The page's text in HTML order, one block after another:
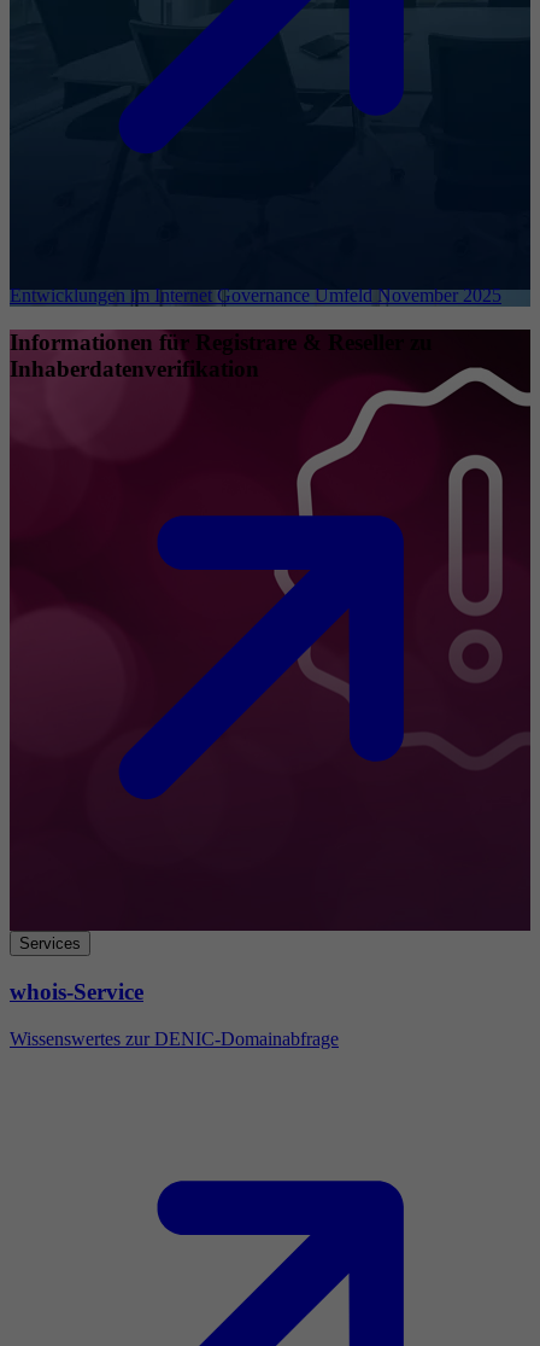
Entwicklungen im Internet Governance Umfeld November 2025
Informationen für Registrare & Reseller zu
Inhaberdatenverifikation
Services
whois-Service
Wissenswertes zur DENIC-Domainabfrage